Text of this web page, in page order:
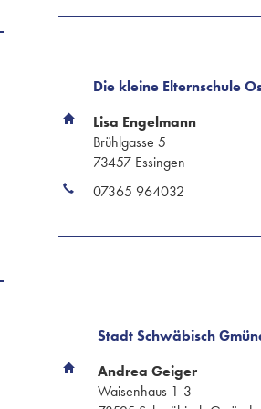
Die kleine Elternschule
Lisa Engelmann
Brühlgasse 5
73457 Essingen
07365 964032
Stadt Schwäbisch
Andrea Geiger
Waisenhaus 1-3